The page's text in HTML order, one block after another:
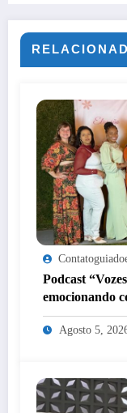
Podcast
emocionando
mulheres de
Agosto 5,